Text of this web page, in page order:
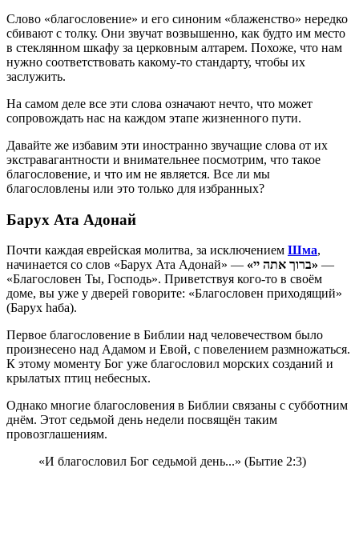
Слово «благословение» и его синоним «блаженство» нередко
сбивают с толку. Они звучат возвышенно, как будто им место
в стеклянном шкафу за церковным алтарем. Похоже, что нам
нужно соответствовать какому-то стандарту, чтобы их
заслужить.
На самом деле все эти слова означают нечто, что может
сопровождать нас на каждом этапе жизненного пути.
Давайте же избавим эти иностранно звучащие слова от их
экстравагантности и внимательнее посмотрим, что такое
благословение, и что им не является. Все ли мы
благословлены или это только для избранных?
Барух Ата Адонай
Почти каждая еврейская молитва, за исключением Шма,
начинается со слов «Барух Ата Адонай» —
«ברוך אתה יי» —
«Благословен Ты, Господь». Приветствуя кого-то в своём
доме, вы уже у дверей говорите: «Благословен приходящий»
(Барух hаба).
Первое благословение в Библии над человечеством было
произнесено над Адамом и Евой, с повелением размножаться.
К этому моменту Бог уже благословил морских созданий и
крылатых птиц небесных.
Однако многие благословения в Библии связаны с субботним
днём. Этот седьмой день недели посвящён таким
провозглашениям.
«И благословил Бог седьмой день...» (Бытие 2:3)